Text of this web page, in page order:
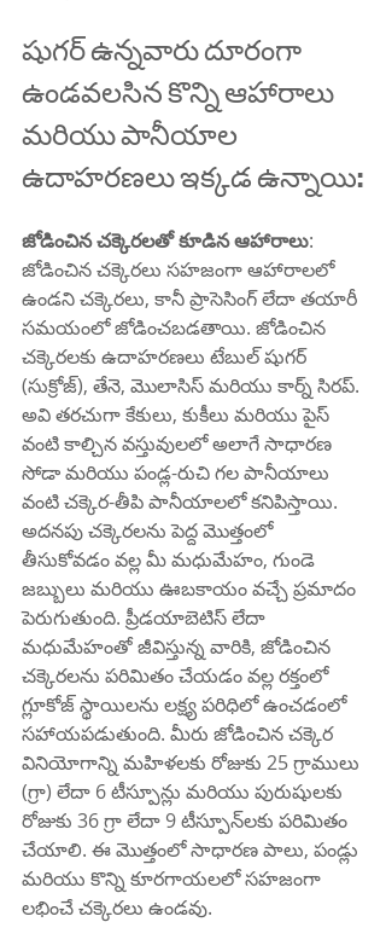
షుగర్ ఉన్నవారు దూరంగా
ఉండవలసిన కొన్ని ఆహారాలు
మరియు పానీయాల
ఉదాహరణలు ఇక్కడ ఉన్నాయి:
జోడించిన చక్కెరలతో కూడిన ఆహారాలు:
జోడించిన చక్కెరలు సహజంగా ఆహారాలలో
ఉండని చక్కెరలు, కానీ ప్రాసెసింగ్ లేదా తయారీ
సమయంలో జోడించబడతాయి. జోడించిన
చక్కెరలకు ఉదాహరణలు టేబుల్ షుగర్
(సుక్రోజ్), తేనె, మొలాసిస్ మరియు కార్న్ సిరప్.
అవి తరచుగా కేకులు, కుకీలు మరియు పైస్
వంటి కాల్చిన వస్తువులలో అలాగే సాధారణ
సోడా మరియు పండ్ల-రుచి గల పానీయాలు
వంటి చక్కెర-తీపి పానీయాలలో కనిపిస్తాయి.
అదనపు చక్కెరలను పెద్ద మొత్తంలో
తీసుకోవడం వల్ల మీ మధుమేహం, గుండె
జబ్బులు మరియు ఊబకాయం వచ్చే ప్రమాదం
పెరుగుతుంది. ప్రీడయాబెటిస్ లేదా
మధుమేహంతో జీవిస్తున్న వారికి, జోడించిన
చక్కెరలను పరిమితం చేయడం వల్ల రక్తంలో
గ్లూకోజ్ స్థాయిలను లక్ష్య పరిధిలో ఉంచడంలో
సహాయపడుతుంది. మీరు జోడించిన చక్కెర
వినియోగాన్ని మహిళలకు రోజుకు 25 గ్రాములు
(గ్రా) లేదా 6 టీస్పూన్లు మరియు పురుషులకు
రోజుకు 36 గ్రా లేదా 9 టీస్పూన్‌లకు పరిమితం
చేయాలి. ఈ మొత్తంలో సాధారణ పాలు, పండ్లు
మరియు కొన్ని కూరగాయలలో సహజంగా
లభించే చక్కెరలు ఉండవు.